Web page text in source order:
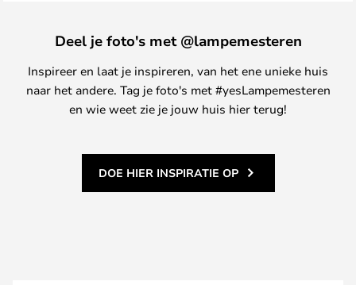
Deel je foto's met @lampemesteren
Inspireer en laat je inspireren, van het ene unieke huis
naar het andere. Tag je foto's met #yesLampemesteren
en wie weet zie je jouw huis hier terug!
DOE HIER INSPIRATIE OP